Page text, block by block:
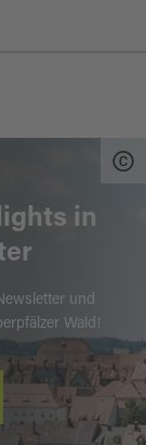
in
und
Wald!